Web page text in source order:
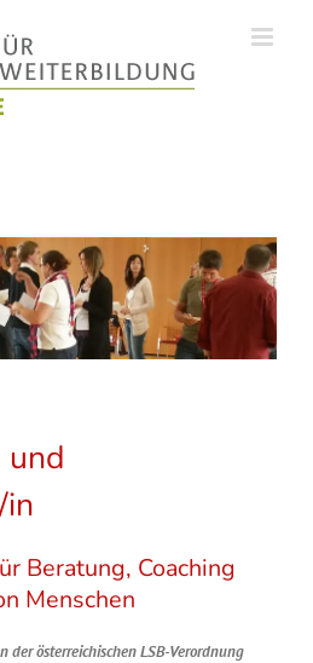
und
Beratung, Coaching
Menschen
österreichischen LSB-Verordnung